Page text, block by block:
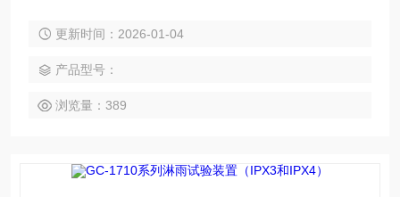
估该产品的工作品质试验。以便对试品的性能和品质作出评
更新时间：2026-01-04
产品型号：
浏览量：389